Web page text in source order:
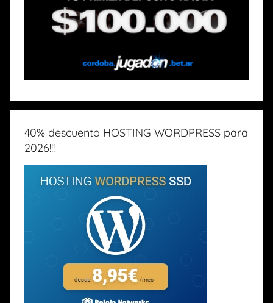
40% descuento HOSTING WORDPRESS para
2026!!!